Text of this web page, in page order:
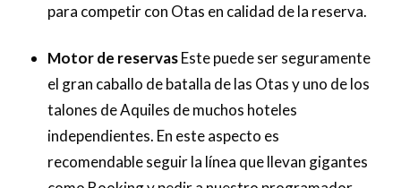
para competir con Otas en calidad de la reserva.
Motor de reservasEste puede ser seguramente
el gran caballo de batalla de las Otas y uno de los
talones de Aquiles de muchos hoteles
independientes. En este aspecto es
recomendable seguir la línea que llevan gigantes